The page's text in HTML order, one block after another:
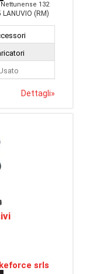
132
(RM)
Dettagli»
srls